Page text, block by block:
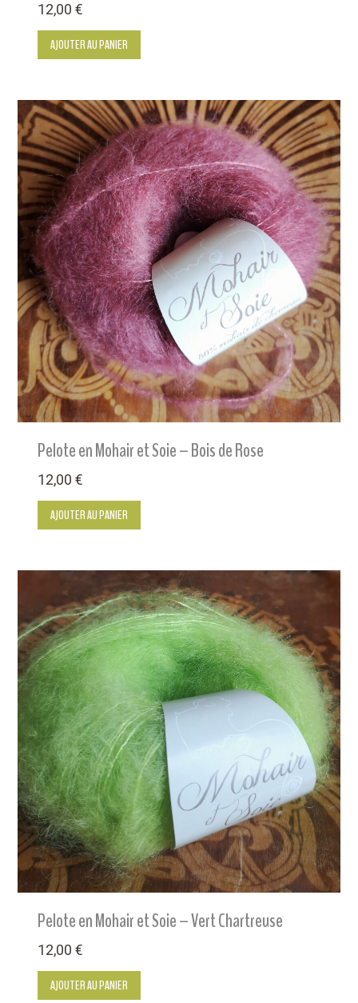
12,00€
AJOUTER AU PANIER
Pelote en Mohair et Soie – Bois de Rose
12,00€
AJOUTER AU PANIER
Pelote en Mohair et Soie – Vert Chartreuse
12,00€
AJOUTER AU PANIER